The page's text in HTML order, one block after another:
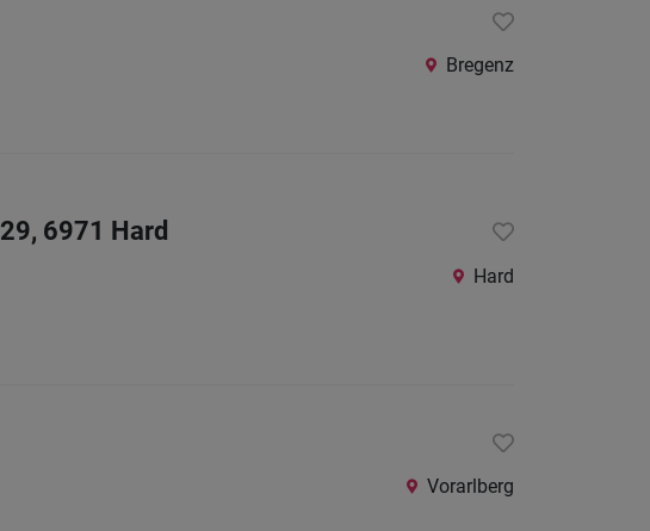
Bregenz
6971 Hard
Hard
Vorarlberg